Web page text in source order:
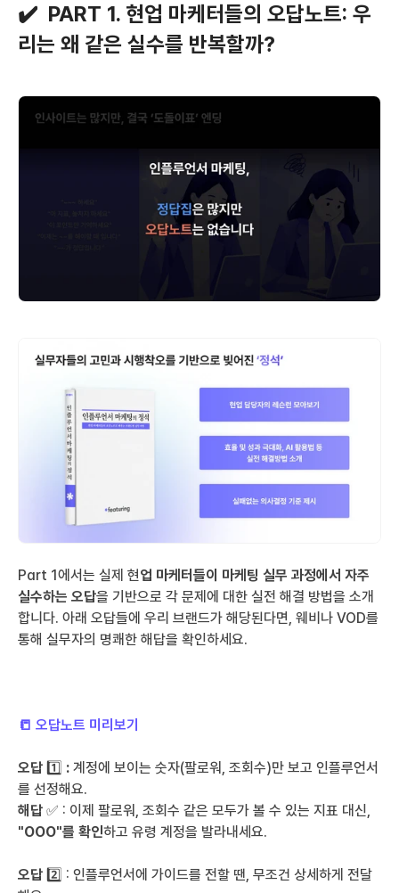
✔️
  PART 1. 현업 마케터들의 오답노트: 우
리는 왜 같은 실수를 반복할까?
Part 1에서는 실제 현업 마케터들이 마케팅 실무 과정에서 자주
실수하는 오답을 기반으로 각 문제에 대한 실전 해결 방법을 소개
합니다. 아래 오답들에 우리 브랜드가 해당된다면, 웨비나 VOD를
통해 실무자의 명쾌한 해답을 확인하세요.
📒 오답노트 미리보기
오답 1️⃣ : 계정에 보이는 숫자(팔로워, 조회수)만 보고 인플루언서
를 선정해요.
해답
"OOO"를 확인하고 유령 계정을 발라내세요.
오답 2️⃣ : 인플루언서에 가이드를 전할 땐, 무조건 상세하게 전달